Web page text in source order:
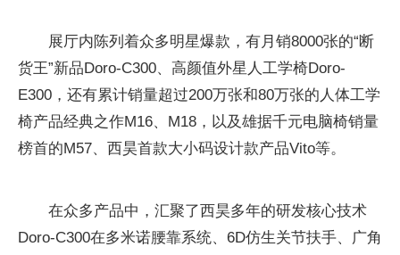
展厅内陈列着众多明星爆款，有月销8000张的“断
货王”新品Doro-C300、高颜值外星人工学椅Doro-
E300，还有累计销量超过200万张和80万张的人体工学
椅产品经典之作M16、M18，以及雄据千元电脑椅销量
榜首的M57、西昊首款大小码设计款产品Vito等。
在众多产品中，汇聚了西昊多年的研发核心技术
Doro-C300在多米诺腰靠系统、6D仿生关节扶手、广角